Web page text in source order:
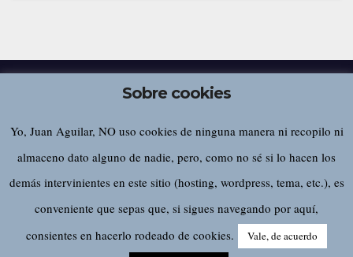
Juan Aguilar
Funciona gracias a WordPress|Tema:Newsupde Themeansar
HomeSobre este sitio…
Sobre cookies
Yo, Juan Aguilar, NO uso cookies de ninguna manera ni recopilo ni
almaceno dato alguno de nadie, pero, como no sé si lo hacen los
demás intervinientes en este sitio (hosting, wordpress, tema, etc.), es
conveniente que sepas que, si sigues navegando por aquí,
consientes en hacerlo rodeado de cookies.
Vale, de acuerdo